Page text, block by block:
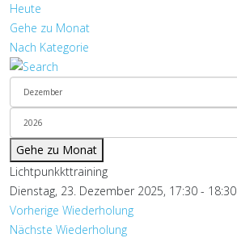
Heute
Gehe zu Monat
Nach Kategorie
Gehe zu Monat
Lichtpunkkttraining
Dienstag, 23. Dezember 2025, 17:30 - 18:30
Vorherige Wiederholung
Nächste Wiederholung